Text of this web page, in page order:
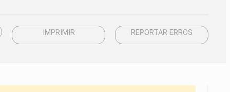
IMPRIMIR REPORTAR ERROS